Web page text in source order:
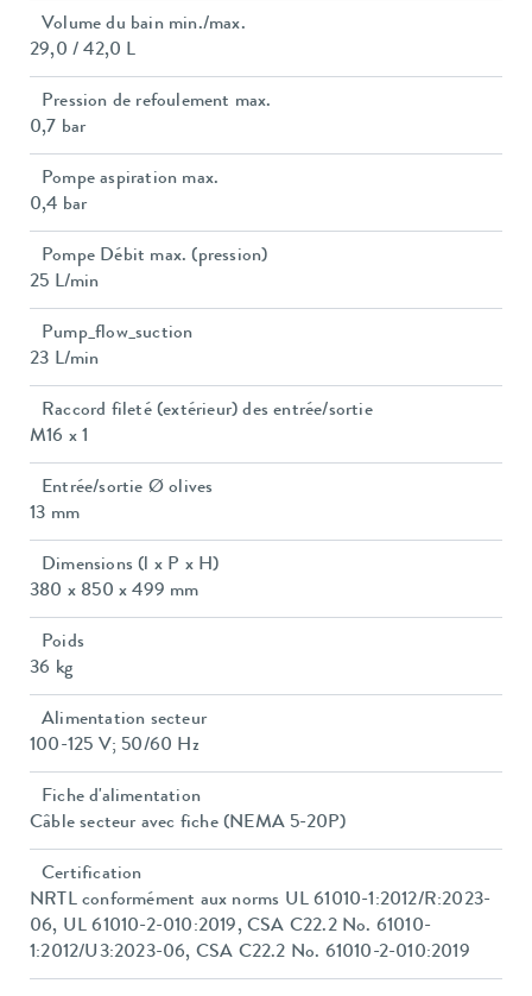
Volume du bain min./max.
29,0 / 42,0 L
Pression de refoulement max.
0,7 bar
Pompe aspiration max.
0,4 bar
Pompe Débit max. (pression)
25 L/min
Pump_flow_suction
23 L/min
Raccord fileté (extérieur) des entrée/sortie
M16 x 1
Entrée/sortie Ø olives
13 mm
Dimensions (l x P x H)
380 x 850 x 499 mm
Poids
36 kg
Alimentation secteur
100-125 V; 50/60 Hz
Fiche d'alimentation
Câble secteur avec fiche (NEMA 5-20P)
Certification
NRTL conformément aux norms UL 61010-1:2012/R:2023-
06, UL 61010-2-010:2019, CSA C22.2 No. 61010-
1:2012/U3:2023-06, CSA C22.2 No. 61010-2-010:2019